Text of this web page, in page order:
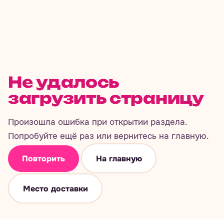
Не удалось
загрузить страницу
Произошла ошибка при открытии раздела.
Попробуйте ещё раз или вернитесь на главную.
Повторить На главную
Место доставки